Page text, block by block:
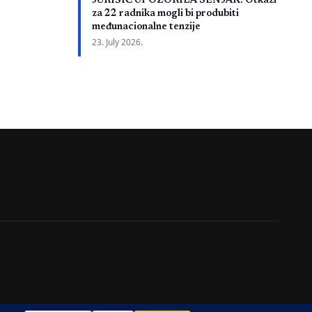
za 22 radnika mogli bi produbiti
međunacionalne tenzije
23. July 2026.